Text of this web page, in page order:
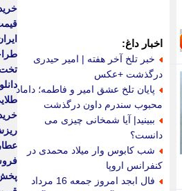
اخبار داغ:
خبر تلخ آخر هفته | امیر حیدری
درگذشت +عکس
پایان تلخ عشق امیر و فاطمه؛ داماد
محبوب سندرم داون درگذشت
ببینید| آیا شمخانی چیزی می
دانست؟
شب کابوس وار میلاد محمدی در
کنفرانس اروپا
فال ابجد امروز جمعه 16 مرداد
تخت